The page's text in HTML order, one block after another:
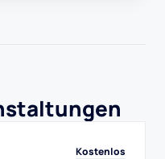
Kostenlos